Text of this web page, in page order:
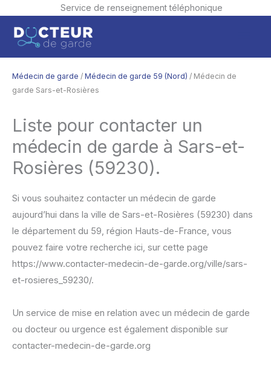
Service de renseignement téléphonique
contenu
Médecin de garde / Médecin de garde 59 (Nord) / Médecin de
garde Sars-et-Rosières
Liste pour contacter un
médecin de garde à Sars-et-
Rosières (59230).
Si vous souhaitez contacter un médecin de garde
aujourd’hui dans la ville de Sars-et-Rosières (59230) dans
le département du 59, région Hauts-de-France, vous
pouvez faire votre recherche ici, sur cette page
https://www.contacter-medecin-de-garde.org/ville/sars-
et-rosieres_59230/.
Un service de mise en relation avec un médecin de garde
ou docteur ou urgence est également disponible sur
contacter-medecin-de-garde.org